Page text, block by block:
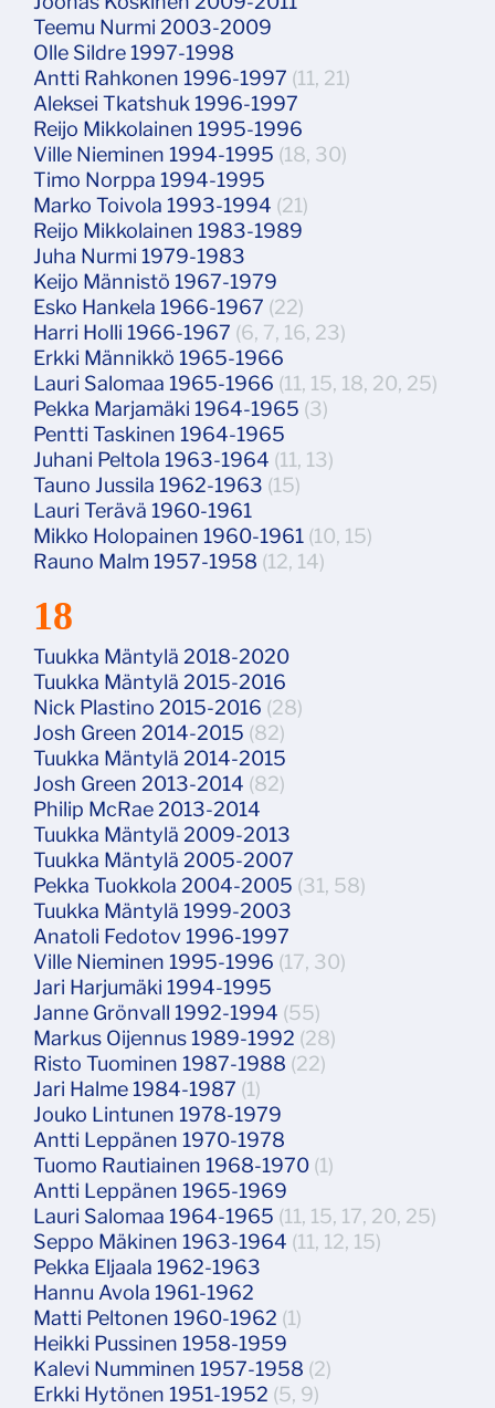
Teemu Nurmi 2003-2009
Olle Sildre 1997-1998
Antti Rahkonen 1996-1997 (11, 21)
Aleksei Tkatshuk 1996-1997
Reijo Mikkolainen 1995-1996
Ville Nieminen 1994-1995 (18, 30)
Timo Norppa 1994-1995
Marko Toivola 1993-1994 (21)
Reijo Mikkolainen 1983-1989
Juha Nurmi 1979-1983
Keijo Männistö 1967-1979
Esko Hankela 1966-1967 (22)
Harri Holli 1966-1967 (6, 7, 16, 23)
Erkki Männikkö 1965-1966
Lauri Salomaa 1965-1966 (11, 15, 18, 20, 25)
Pekka Marjamäki 1964-1965 (3)
Pentti Taskinen 1964-1965
Juhani Peltola 1963-1964 (11, 13)
Tauno Jussila 1962-1963 (15)
Lauri Terävä 1960-1961
Mikko Holopainen 1960-1961 (10, 15)
Rauno Malm 1957-1958 (12, 14)
18
Tuukka Mäntylä 2018-2020
Tuukka Mäntylä 2015-2016
Nick Plastino 2015-2016 (28)
Josh Green 2014-2015 (82)
Tuukka Mäntylä 2014-2015
Josh Green 2013-2014 (82)
Philip McRae 2013-2014
Tuukka Mäntylä 2009-2013
Tuukka Mäntylä 2005-2007
Pekka Tuokkola 2004-2005 (31, 58)
Tuukka Mäntylä 1999-2003
Anatoli Fedotov 1996-1997
Ville Nieminen 1995-1996 (17, 30)
Jari Harjumäki 1994-1995
Janne Grönvall 1992-1994 (55)
Markus Oijennus 1989-1992 (28)
Risto Tuominen 1987-1988 (22)
Jari Halme 1984-1987 (1)
Jouko Lintunen 1978-1979
Antti Leppänen 1970-1978
Tuomo Rautiainen 1968-1970 (1)
Antti Leppänen 1965-1969
Lauri Salomaa 1964-1965 (11, 15, 17, 20, 25)
Seppo Mäkinen 1963-1964 (11, 12, 15)
Pekka Eljaala 1962-1963
Hannu Avola 1961-1962
Matti Peltonen 1960-1962 (1)
Heikki Pussinen 1958-1959
Kalevi Numminen 1957-1958 (2)
Erkki Hytönen 1951-1952 (5, 9)